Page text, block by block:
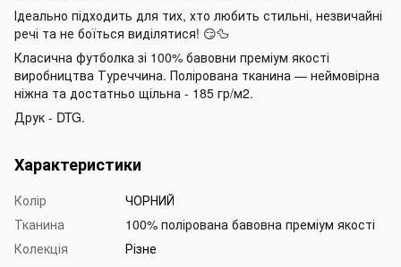
Ідеально підходить для тих, хто любить стильні, незвичайні
речі та не боїться виділятися! 😏🦆
Класична футболка зі 100% бавовни преміум якості
виробництва Туреччина. Полірована тканина — неймовірна
ніжна та достатньо щільна - 185 гр/м2.
Друк - DTG.
Характеристики
Колір
ЧОРНИЙ
Тканина
100% полірована бавовна преміум якості
Колекція
Різне